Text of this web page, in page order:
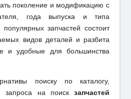
поколение и модификацию с
года выпуска и типа
запчастей состоит
видов деталей и разбита
и удобные для большинства
поиску по каталогу,
запроса на поиск запчастей